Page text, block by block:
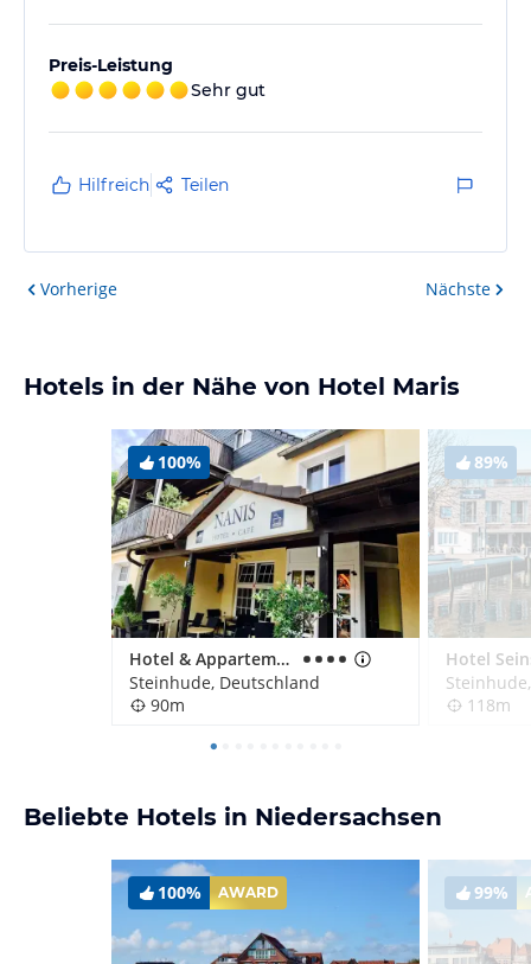
Preis-Leistung
Sehr gut
Hilfreich Teilen
Vorherige Nächste
Hotels in der Nähe von Hotel Maris
100%
Hotel & Appartements Nanis
Steinhude, Deutschland
90m
89%
118m
Beliebte Hotels in Niedersachsen
100% AWARD 99%